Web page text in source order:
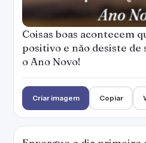
Criar imagem Copiar
tudo o que passou, todas
conquistas... Alegre-se,
conquistar muito mais